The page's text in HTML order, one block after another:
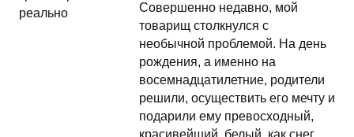
Совершенно недавно, мой
товарищ столкнулся с
необычной проблемой. На день
рождения, а именно на
восемнадцатилетние, родители
решили, осуществить его мечту и
подарили ему превосходный,
красивейший, белый, как снег